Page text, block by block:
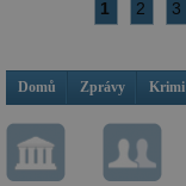
1 2 3
Domů Zprávy Krimi